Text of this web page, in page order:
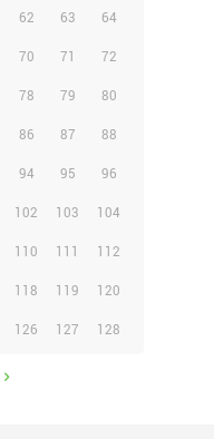
62 63 64
70 71 72
78 79 80
86 87 88
94 95 96
102 103 104
110 111 112
118 119 120
126 127 128